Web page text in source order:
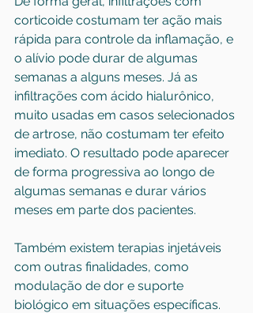
corticoide costumam ter ação mais
rápida para controle da inflamação, e
o alívio pode durar de algumas
semanas a alguns meses. Já as
infiltrações com ácido hialurônico,
muito usadas em casos selecionados
de artrose, não costumam ter efeito
imediato. O resultado pode aparecer
de forma progressiva ao longo de
algumas semanas e durar vários
meses em parte dos pacientes.
Também existem terapias injetáveis
com outras finalidades, como
modulação de dor e suporte
biológico em situações específicas.